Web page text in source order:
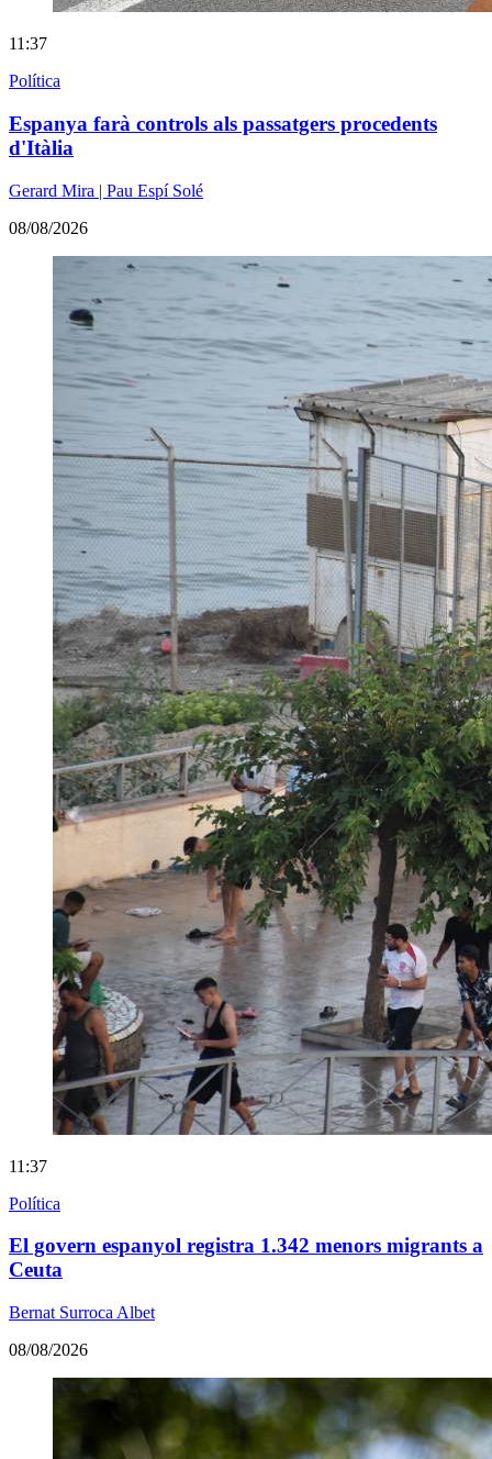
11:37
Política
Espanya farà controls als passatgers procedents
d'Itàlia
Gerard Mira | Pau Espí Solé
08/08/2026
11:37
Política
El govern espanyol registra 1.342 menors migrants a
Ceuta
Bernat Surroca Albet
08/08/2026